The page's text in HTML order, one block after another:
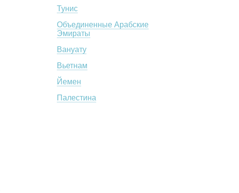
Тунис
Объединенные Арабские
Эмираты
Вануату
Вьетнам
Йемен
Палестина